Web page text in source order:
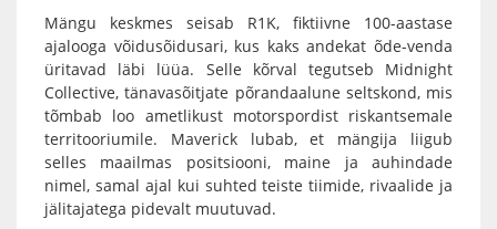
Mängu keskmes seisab R1K, fiktiivne 100-aastase
ajalooga võidusõidusari, kus kaks andekat õde-venda
üritavad läbi lüüa. Selle kõrval tegutseb Midnight
Collective, tänavasõitjate põrandaalune seltskond, mis
tõmbab loo ametlikust motorspordist riskantsemale
territooriumile. Maverick lubab, et mängija liigub
selles maailmas positsiooni, maine ja auhindade
nimel, samal ajal kui suhted teiste tiimide, rivaalide ja
jälitajatega pidevalt muutuvad.